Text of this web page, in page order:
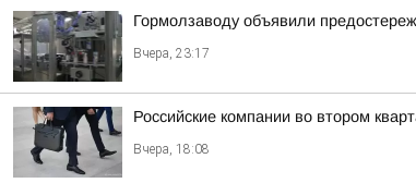
Гормолзаводу объявили
Вчера, 23:17
Российские компании во втором
Вчера, 18:08